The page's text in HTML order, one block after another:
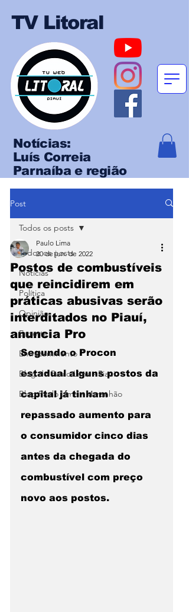
TV Litoral
Notícias:
Luís Correia
Parnaíba e região
Post
Todos os posts
Notícias
Política
Opinião
Esporte
Entretenimento
Blog do Paulo Lima - Piaui
Blog Paulo Lima - Maranhão
Todos os posts
Postos de combustíveis
que reincidirem em
práticas abusivas serão
interditados no Piauí,
anuncia Pro
Paulo Lima
20 de jun. de 2022
Segundo o Procon
estadual alguns postos da
capital já tinham
repassado aumento para
o consumidor cinco dias
antes da chegada do
combustível com preço
novo aos postos.